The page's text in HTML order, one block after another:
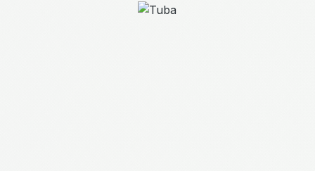
Bildergalerie überspringen